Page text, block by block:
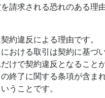
請求される恐れのある理
約違反による理由です。
おける取引は契約に基づ
けで契約違反となること
終了に関する条項が含ま
うことです。